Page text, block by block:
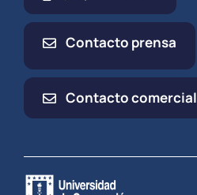
Contacto prensa
Contacto comercial